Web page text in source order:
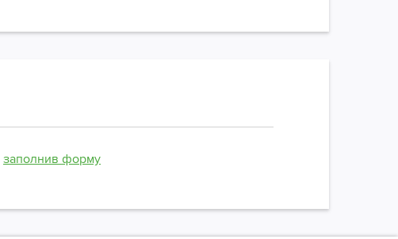
заполнив форму